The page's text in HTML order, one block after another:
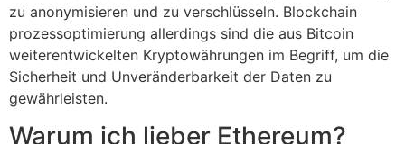
zu anonymisieren und zu verschlüsseln. Blockchain
prozessoptimierung allerdings sind die aus Bitcoin
weiterentwickelten Kryptowährungen im Begriff, um die
Sicherheit und Unveränderbarkeit der Daten zu
gewährleisten.
Warum ich lieber Ethereum?